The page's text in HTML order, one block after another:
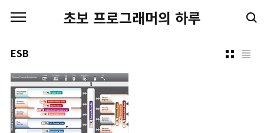
초보 프로그래머의 하루
ESB